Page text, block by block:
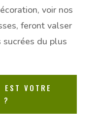
voir nos
feront valser
sucrées du plus
VOTRE
?